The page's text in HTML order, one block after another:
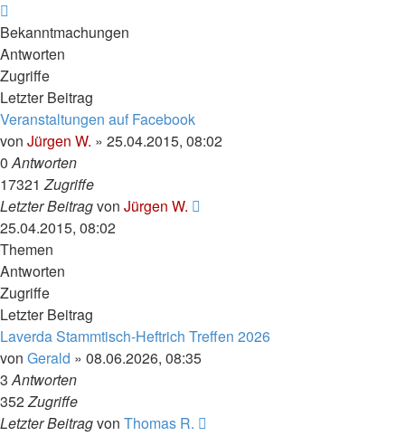
Bekanntmachungen
Antworten
Zugriffe
Letzter Beitrag
Veranstaltungen auf Facebook
von Jürgen W. » 25.04.2015, 08:02
0Antworten
17321Zugriffe
Letzter Beitragvon Jürgen W.
25.04.2015, 08:02
Themen
Antworten
Zugriffe
Letzter Beitrag
Laverda Stammtisch-Heftrich Treffen 2026
von Gerald » 08.06.2026, 08:35
3Antworten
352Zugriffe
Letzter Beitragvon Thomas R.